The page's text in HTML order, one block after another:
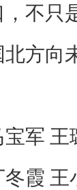
不只
北方向
宝军 王
霞 王